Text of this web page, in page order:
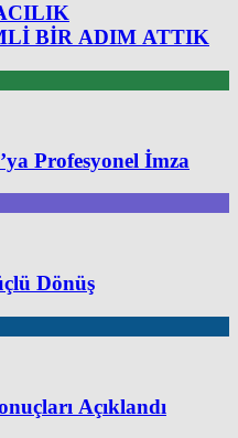
BİR ADIM ATTIK
Profesyonel İmza
Dönüş
Açıklandı